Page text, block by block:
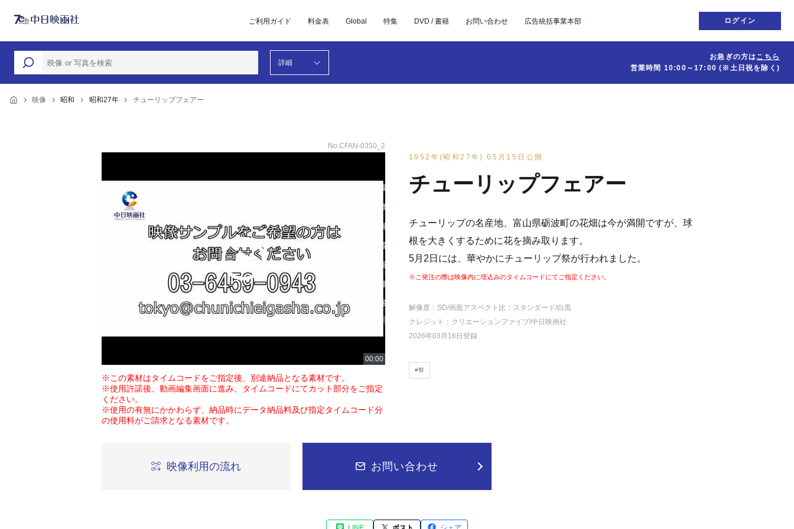
ご利用ガイド 料金表 Global 特集 DVD / 書籍 お問い合わせ 広告統括事業本部 ログイン
詳細
お急ぎの方はこちら
営業時間 10:00～17:00(※土日祝を除く)
映像 昭和 昭和27年 チューリップフェアー
No.CFAN-0350_2
※この素材はタイムコードをご指定後、別途納品となる素材です。
※使用許諾後、動画編集画面に進み、タイムコードにてカット部分をご指定
ください。
※使用の有無にかかわらず、納品時にデータ納品料及び指定タイムコード分
の使用料がご請求となる素材です。
1952年(昭和27年) 05月15日公開
チューリップフェアー
チューリップの名産地、富山県砺波町の花畑は今が満開ですが、球
根を大きくするために花を摘み取ります。
5月2日には、華やかにチューリップ祭が行われました。
※ご発注の際は映像内に埋込みのタイムコードにてご指定ください。
解像度：SD/画面アスペクト比：スタンダード/白黒
クレジット：クリエーションファイブ/中日映画社
2026年03月16日登録
#祭
映像利用の流れ お問い合わせ